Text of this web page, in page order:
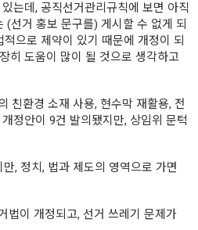
는데, 공직선거관리규칙에 보면 아직
(선거 홍보 문구를) 게시할 수 없게 되
으로 제약이 있기 때문에 개정이 되
히 도움이 많이 될 것으로 생각하고
친환경 소재 사용, 현수막 재활용, 전
정안이 9건 발의됐지만, 상임위 문턱
, 정치, 법과 제도의 영역으로 가면
법이 개정되고, 선거 쓰레기 문제가